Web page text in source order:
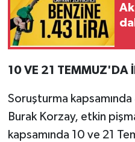
10 VE 21 TEMMUZ'DA
Soruşturma
Burak Korzay, etkin
kapsamında 10 ve 21